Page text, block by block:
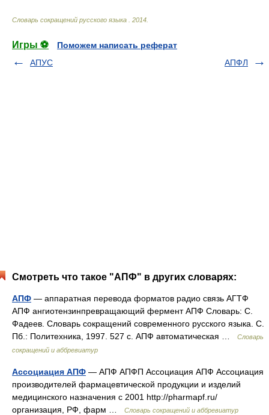
Словарь сокращений русского языка 2014
Игры ⚽
Поможем написать реферат
АПУС
АПФЛ
Смотреть что такое "АПФ" в других словарях:
АПФ — аппаратная перевода форматов радио связь АГТФ
АПФ ангиотензинпревращающий фермент АПФ Словарь: С.
Фадеев. Словарь сокращений современного русского языка. С.
Пб.: Политехника, 1997. 527 с. АПФ автоматическая …
Словарь
сокращений и аббревиатур
Ассоциация АПФ — АПФ АПФП Ассоциация АПФ Ассоциация
производителей фармацевтической продукции и изделий
медицинского назначения с 2001 http://pharmapf.ru/​
организация, РФ, фарм …
Словарь сокращений и аббревиатур